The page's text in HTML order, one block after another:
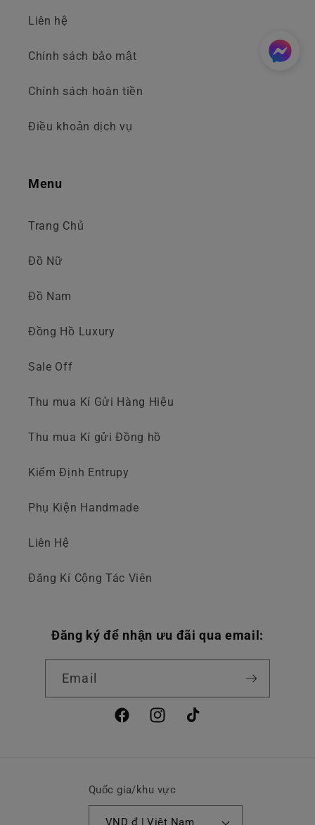
Liên hệ
Chính sách bảo mật
Chính sách hoàn tiền
Điều khoản dịch vụ
Menu
Trang Chủ
Đồ Nữ
Đồ Nam
Đồng Hồ Luxury
Sale Off
Thu mua Kí Gửi Hàng Hiệu
Thu mua Kí gửi Đồng hồ
Kiểm Định Entrupy
Phụ Kiện Handmade
Liên Hệ
Đăng Kí Cộng Tác Viên
Đăng ký để nhận ưu đãi qua email:
Email
FacebookInstagramTikTok
Quốc gia/khu vực
VND ₫ | Việt Nam